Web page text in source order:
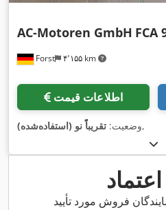
Forst ۴٬۱۵۵ km
AC-Motoren GmbH FCA
اطلاعات قیمت
وضعیت: تقریباً نو (استفاده‌شده) ,